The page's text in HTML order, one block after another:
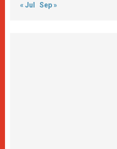
« Jul Sep »